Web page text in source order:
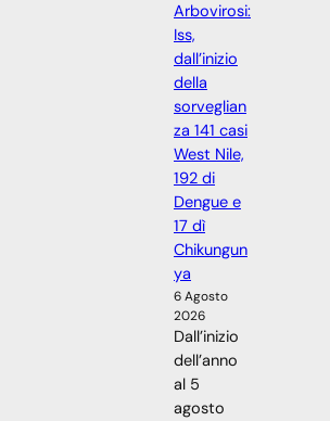
Arbovirosi:
Iss,
dall’inizio
della
sorveglian
za 141 casi
West Nile,
192 di
Dengue e
17 dì
Chikungun
ya
6 Agosto
2026
Dall’inizio
dell’anno
al 5
agosto